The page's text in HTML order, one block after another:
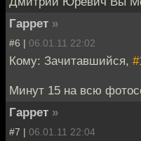
Гаррет »
#6 | 06.01.11 22:02
Кому: Зачитавшийся,
Минут 15 на всю
Гаррет »
#7 | 06.01.11 22:04